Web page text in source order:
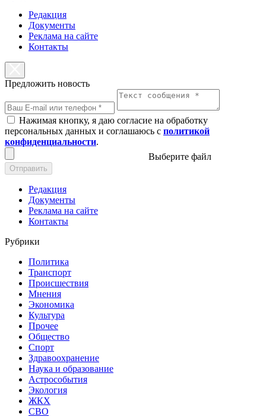
Редакция
Документы
Реклама на сайте
Контакты
Предложить новость
Нажимая кнопку, я даю согласие на обработку
персональных данных и соглашаюсь с политикой
конфиденциальности.
Выберите файл
Отправить
Редакция
Документы
Реклама на сайте
Контакты
Рубрики
Политика
Транспорт
Происшествия
Мнения
Экономика
Культура
Прочее
Общество
Спорт
Здравоохранение
Наука и образование
Астрособытия
Экология
ЖКХ
СВО